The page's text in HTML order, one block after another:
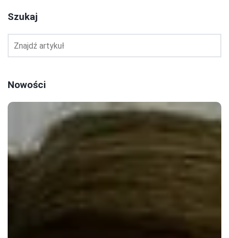
Szukaj
Nowości